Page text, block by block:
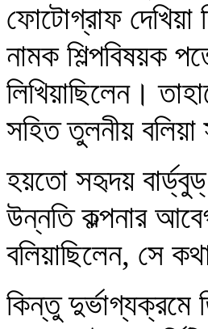
ফোটোগ্রাফ দেখিয়া
নামক শিল্পবিষয়ক
লিখিয়াছিলেন।
সহিত তুলনীয় বলিয়া
হয়তো সহৃদয় বার্ড্‌বুড্‌
উন্নতি কল্পনার
বলিয়াছিলেন, সে
কিন্তু